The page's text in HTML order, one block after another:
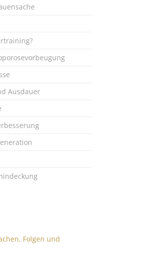
Ausdauer
Folgen und